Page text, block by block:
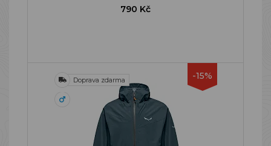
790 Kč
-15%
Doprava zdarma